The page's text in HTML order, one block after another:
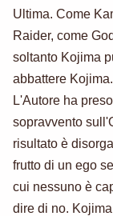
Ultima. Come
Raider, come
soltanto Kojima
abbattere Kojima.
L'Autore ha preso
sopravvento
risultato è
frutto di un ego
cui nessuno è
dire di no.